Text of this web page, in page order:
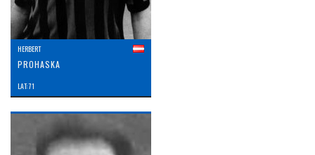
HERBERT
PROHASKA
LAT: 71